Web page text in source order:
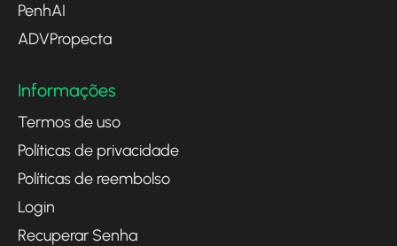
PenhAI
ADVPropecta
Informações
Termos de uso
Políticas de privacidade
Políticas de reembolso
Login
Recuperar Senha